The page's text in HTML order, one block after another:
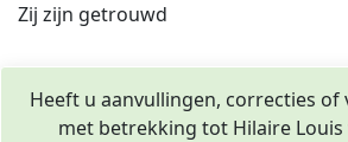
Zij zijn getrouwd
Heeft u aanvullingen, correcties of
met betrekking tot Hilaire Louis